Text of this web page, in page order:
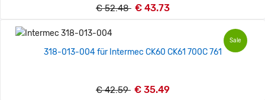
€ 52.48 € 43.73
Sale
318-013-004 für Intermec CK60 CK61 700C 761
€ 42.59 € 35.49